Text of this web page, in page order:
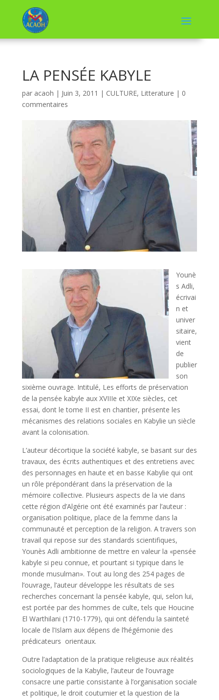
LA PENSÉE KABYLE
par acaoh | Juin 3, 2011 | CULTURE, Litterature | 0
commentaires
Younè
s Adli,
écrivai
n et
univer
sitaire,
vient
de
publier
son
sixième ouvrage. Intitulé, Les efforts de préservation
de la pensée kabyle aux XVIIIe et XIXe siècles, cet
essai, dont le tome II est en chantier, présente les
mécanismes des relations sociales en Kabylie un siècle
avant la colonisation.
L’auteur décortique la société kabyle, se basant sur des
travaux, des écrits authentiques et des entretiens avec
des personnages en haute et en basse Kabylie qui ont
un rôle prépondérant dans la préservation de la
mémoire collective. Plusieurs aspects de la vie dans
cette région d’Algérie ont été examinés par l’auteur :
organisation politique, place de la femme dans la
communauté et perception de la religion. A travers son
travail qui repose sur des standards scientifiques,
Younès Adli ambitionne de mettre en valeur la «pensée
kabyle si peu connue, et pourtant si typique dans le
monde musulman». Tout au long des 254 pages de
l’ouvrage, l’auteur développe les résultats de ses
recherches concernant la pensée kabyle, qui, selon lui,
est portée par des hommes de culte, tels que Houcine
El Warthilani (1710-1779), qui ont défendu la sainteté
locale de l’Islam aux dépens de l’hégémonie des
prédicateurs orientaux.
Outre l’adaptation de la pratique religieuse aux réalités
sociologiques de la Kabylie, l’auteur de l’ouvrage
consacre une partie consistante à l’organisation sociale
et politique, le droit coutumier et la question de la